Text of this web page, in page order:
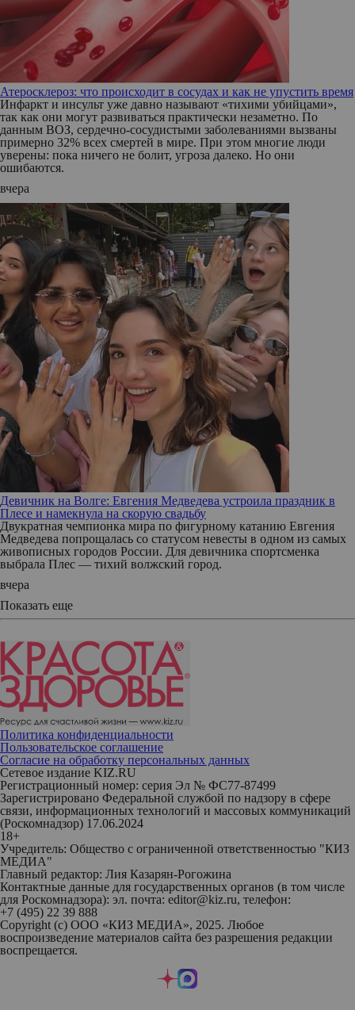
Атеросклероз: что происходит в сосудах и как не упустить время
Инфаркт и инсульт уже давно называют «тихими убийцами»,
так как они могут развиваться практически незаметно. По
данным ВОЗ, сердечно-сосудистыми заболеваниями вызваны
примерно 32% всех смертей в мире. При этом многие люди
уверены: пока ничего не болит, угроза далеко. Но они
ошибаются.
вчера
Девичник на Волге: Евгения Медведева устроила праздник в
Плесе и намекнула на скорую свадьбу
Двукратная чемпионка мира по фигурному катанию Евгения
Медведева попрощалась со статусом невесты в одном из самых
живописных городов России. Для девичника спортсменка
выбрала Плес — тихий волжский город.
вчера
Показать еще
Политика конфиденциальности
Пользовательское соглашение
Согласие на обработку персональных данных
Сетевое издание KIZ.RU
Регистрационный номер: серия Эл № ФС77-87499
Зарегистрировано Федеральной службой по надзору в сфере
связи, информационных технологий и массовых коммуникаций
(Роскомнадзор) 17.06.2024
18+
Учредитель: Общество с ограниченной ответственностью "КИЗ
МЕДИА"
Главный редактор: Лия Казарян-Рогожина
Контактные данные для государственных органов (в том числе
для Роскомнадзора): эл. почта: editor@kiz.ru, телефон:
+7 (495) 22 39 888
Copyright (с) ООО «КИЗ МЕДИА», 2025. Любое
воспроизведение материалов сайта без разрешения редакции
воспрещается.